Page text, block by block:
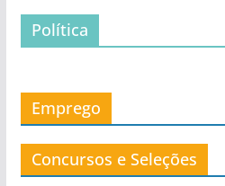
Política
Emprego
Concursos e Seleções